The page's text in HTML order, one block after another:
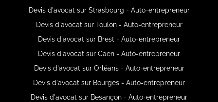
Devis d'avocat sur Strasbourg - Auto-entrepreneur
Devis d'avocat sur Toulon - Auto-entrepreneur
Devis d'avocat sur Brest - Auto-entrepreneur
Devis d'avocat sur Caen - Auto-entrepreneur
Devis d'avocat sur Orléans - Auto-entrepreneur
Devis d'avocat sur Bourges - Auto-entrepreneur
Devis d'avocat sur Besançon - Auto-entrepreneur